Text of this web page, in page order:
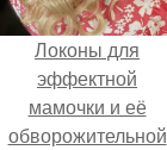
Локоны для
эффектной
мамочки и её
обворожительной